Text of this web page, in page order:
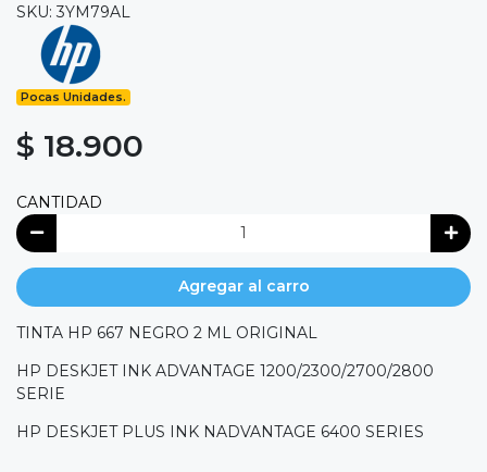
SKU: 3YM79AL
Pocas Unidades.
$ 18.900
CANTIDAD
Agregar al carro
TINTA HP 667 NEGRO 2 ML ORIGINAL
HP DESKJET INK ADVANTAGE 1200/2300/2700/2800
SERIE
HP DESKJET PLUS INK NADVANTAGE 6400 SERIES